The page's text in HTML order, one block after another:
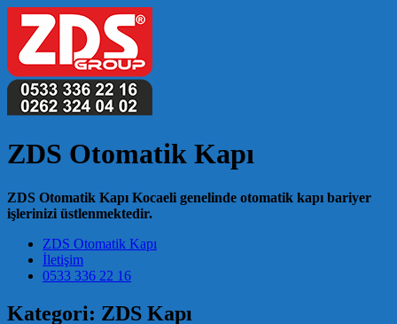
ZDS Otomatik Kapı
ZDS Otomatik Kapı Kocaeli genelinde otomatik kapı bariyer
işlerinizi üstlenmektedir.
Main Navigation
ZDS Otomatik Kapı
İletişim
0533 336 22 16
Kategori: ZDS Kapı